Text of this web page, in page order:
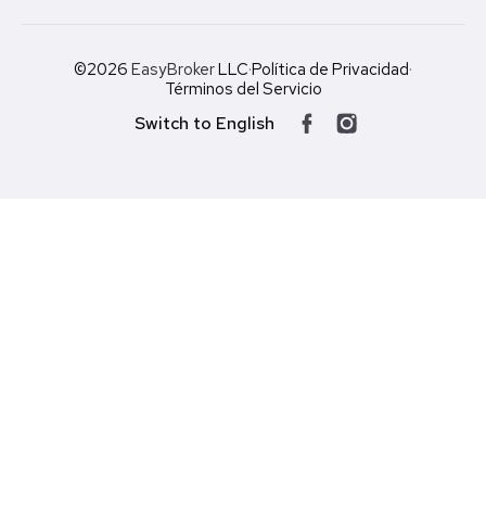
©2026 EasyBrokerLLC·Política de Privacidad·
Términos del Servicio
Switch to English